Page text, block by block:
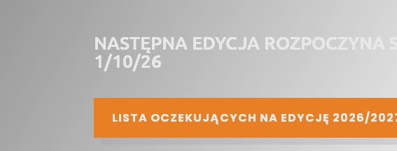
NASTĘPNA EDYCJA ROZPOCZYNA
1/10/26
LISTA OCZEKUJĄCYCH NA EDYCJĘ 2026/